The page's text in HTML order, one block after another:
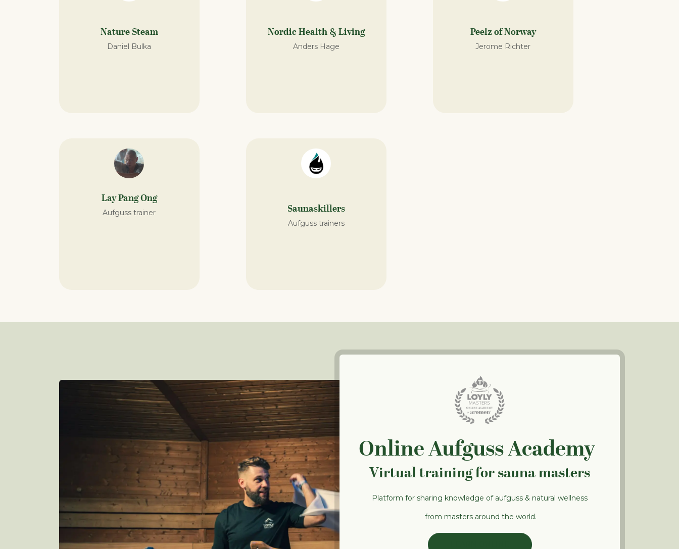
Peelz of Norway
Jerome Richter
Nordic Health & Living
Anders Hage
Nature Steam
Daniel Bulka
Lay Pang Ong
Aufguss trainer Saunaskillers
Aufguss trainers
Online Aufguss Academy
Virtual training for sauna masters
Platform for sharing knowledge of aufguss & natural wellness
from masters around the world.